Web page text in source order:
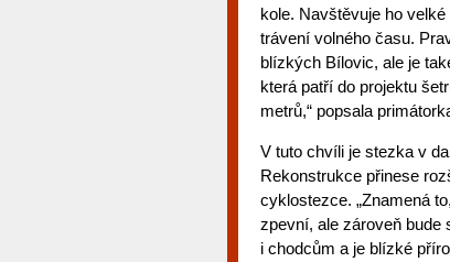
kole. Navštěvuje ho
trávení volného času.
blízkých Bílovic, ale je
která patří do projektu
metrů,“ popsala
V tuto chvíli je stezka v
Rekonstrukce přinese
cyklostezce. „Znamená
zpevní, ale zároveň bude
i chodcům a je blízké